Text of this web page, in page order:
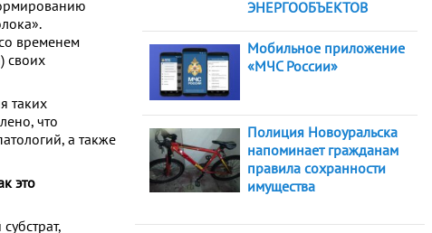
временем
своих
таких
что
а также
это
ЭНЕРГООБЪЕКТОВ
Мобильное приложение
«МЧС России»
Полиция Новоуральска
напоминает гражданам
правила сохранности
имущества